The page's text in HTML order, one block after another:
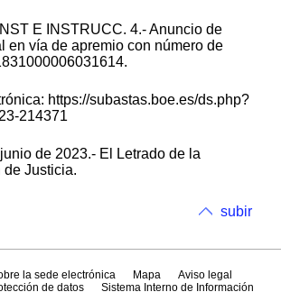
E INSTRUCC. 4.- Anuncio de
en vía de apremio con número de
https://subastas.boe.es/ds.php?
214371
de 2023.- El Letrado de la
Justicia.
subir
la sede electrónica Mapa
Aviso legal
de datos Sistema Interno de Información